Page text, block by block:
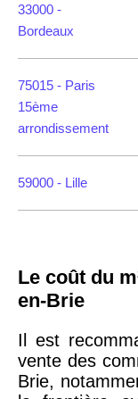
33000 -
Bordeaux
75015 - Paris
15ème
arrondissement
59000 - Lille
75018 -
Paris
arrondissement
75020 - Paris
Le coût du
en-Brie
Il est
vente des
Brie,